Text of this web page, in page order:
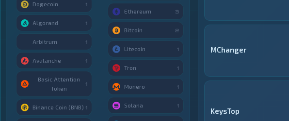
MChanger
KeysTop
Dogecoin 1
Algorand 1
Arbitrum 1
Avalanche 1
Basic Attention
Token
1
Binance Coin (BNB) 1
Ethereum 3
Bitcoin 2
Litecoin 1
Tron 1
Monero 1
Solana 1